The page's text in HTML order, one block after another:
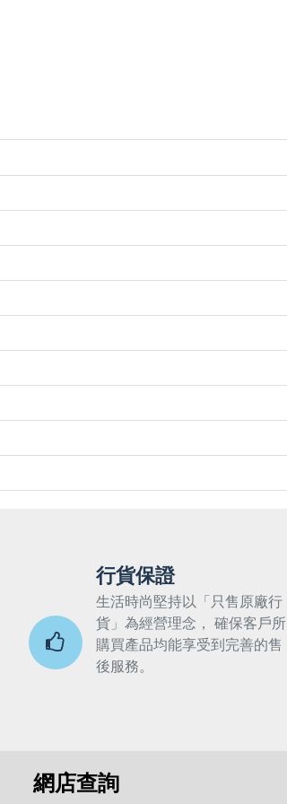
行貨保證
生活時尚堅持以「只售原廠行
貨」為經營理念， 確保客戶所
購買產品均能享受到完善的售
後服務。
網店查詢